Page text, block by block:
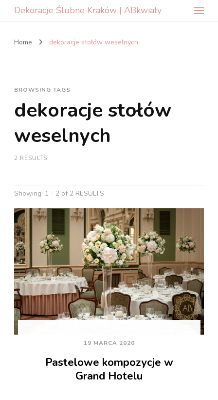
Dekoracje Ślubne Kraków | ABkwiaty
Home dekoracje stołów weselnych
BROWSING TAGS
dekoracje stołów
weselnych
2 RESULTS
Showing: 1 - 2 of 2 RESULTS
19 MARCA 2020
Pastelowe kompozycje w
Grand Hotelu